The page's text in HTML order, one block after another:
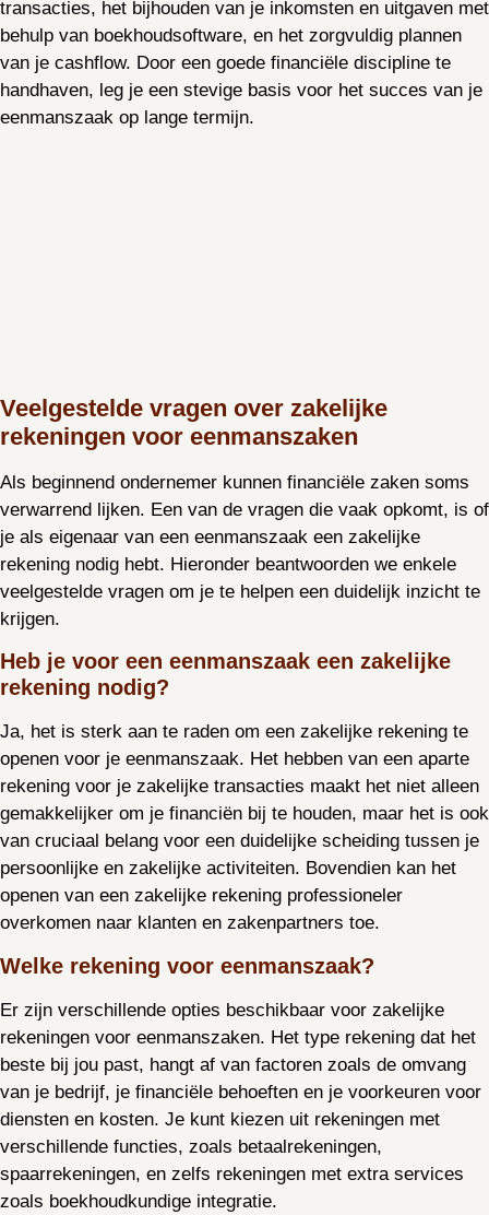
transacties, het bijhouden van je inkomsten en uitgaven met
behulp van boekhoudsoftware, en het zorgvuldig plannen
van je cashflow. Door een goede financiële discipline te
handhaven, leg je een stevige basis voor het succes van je
eenmanszaak op lange termijn.
Veelgestelde vragen over zakelijke
rekeningen voor eenmanszaken
Als beginnend ondernemer kunnen financiële zaken soms
verwarrend lijken. Een van de vragen die vaak opkomt, is of
je als eigenaar van een eenmanszaak een zakelijke
rekening nodig hebt. Hieronder beantwoorden we enkele
veelgestelde vragen om je te helpen een duidelijk inzicht te
krijgen.
Heb je voor een eenmanszaak een zakelijke
rekening nodig?
Ja, het is sterk aan te raden om een zakelijke rekening te
openen voor je eenmanszaak. Het hebben van een aparte
rekening voor je zakelijke transacties maakt het niet alleen
gemakkelijker om je financiën bij te houden, maar het is ook
van cruciaal belang voor een duidelijke scheiding tussen je
persoonlijke en zakelijke activiteiten. Bovendien kan het
openen van een zakelijke rekening professioneler
overkomen naar klanten en zakenpartners toe.
Welke rekening voor eenmanszaak?
Er zijn verschillende opties beschikbaar voor zakelijke
rekeningen voor eenmanszaken. Het type rekening dat het
beste bij jou past, hangt af van factoren zoals de omvang
van je bedrijf, je financiële behoeften en je voorkeuren voor
diensten en kosten. Je kunt kiezen uit rekeningen met
verschillende functies, zoals betaalrekeningen,
spaarrekeningen, en zelfs rekeningen met extra services
zoals boekhoudkundige integratie.